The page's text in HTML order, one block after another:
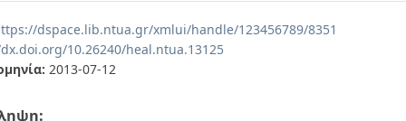
dspace.lib.ntua.gr/xmlui/handle/123456789/8351
10.26240/heal.ntua.13125
2013-07-12